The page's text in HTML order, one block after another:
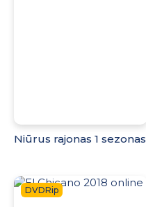
Niūrus rajonas 1 sezonas
DVDRip